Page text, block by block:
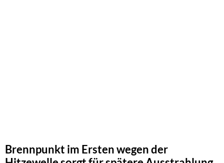
Brennpunkt im Ersten wegen der